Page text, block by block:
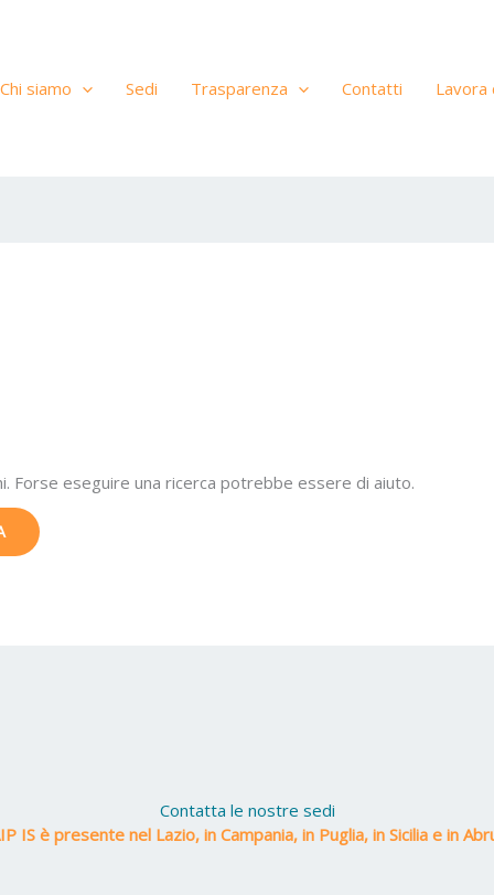
Chi siamo Sedi Trasparenza Contatti Lavora
Forse eseguire una ricerca potrebbe essere di aiuto.
Contatta le nostre sedi
IS è presente nel Lazio, in Campania, in Puglia, in Sicilia e in